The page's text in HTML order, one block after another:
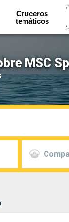
Cruceros
temáticos
MSC